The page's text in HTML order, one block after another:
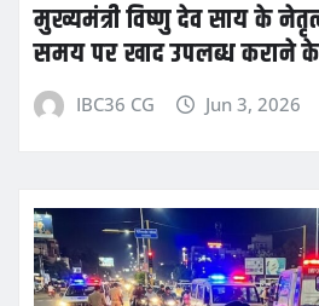
मुख्यमंत्री विष्णु देव साय के
समय पर खाद उपलब्ध कराने
IBC36 CG Jun 3, 2026